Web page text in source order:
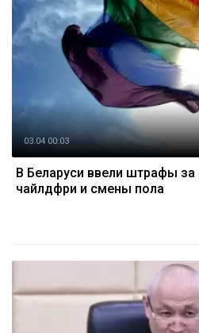
03.04 00:03
В Беларуси ввели штрафы за
чайлдфри и смены пола